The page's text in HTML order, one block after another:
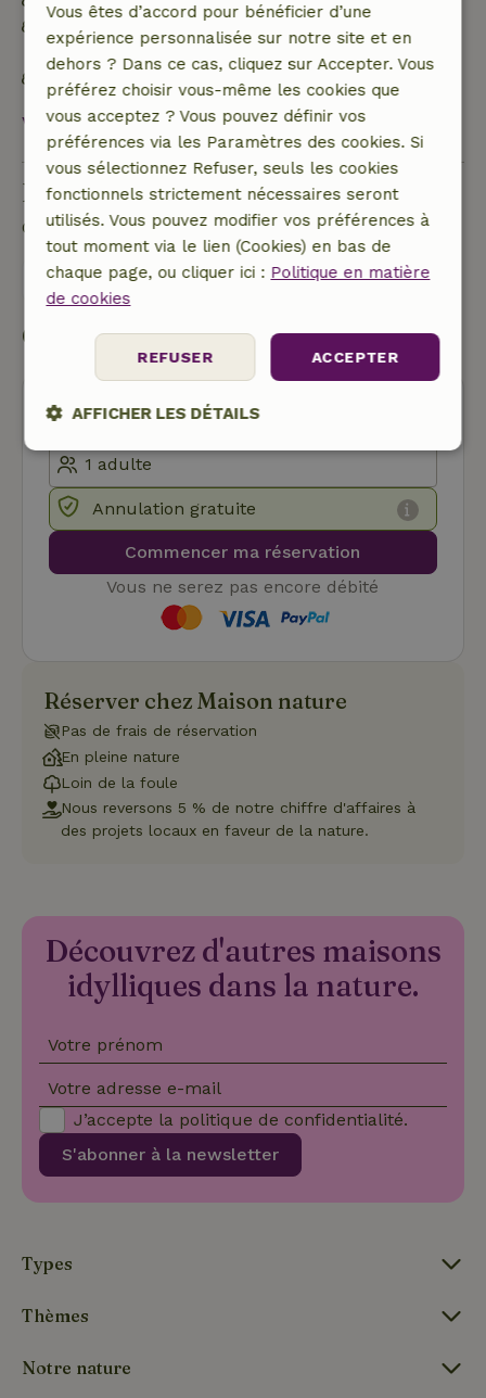
Hors réseau ou alimenté par une énergie 100 %
renouvelable
Inventaire durable
Voir tout
Poser une question
Contacte le propriétaire de la Maison nature.
Envoyer un message
Commencer ma réservation
Annulation gratuite
Commencer ma réservation
Vous ne serez pas encore débité
Réserver chez Maison nature
Pas de frais de réservation
En pleine nature
Loin de la foule
Nous reversons 5 % de notre chiffre d'affaires à
des projets locaux en faveur de la nature.
Découvrez d'autres maisons
idylliques dans la nature.
Votre prénom
Votre adresse e-mail
S'abonner à la newsletter
J’accepte la politique de confidentialité.
Types
Thèmes
Notre nature
Vous êtes d’accord pour bénéficier d’une
expérience personnalisée sur notre site et en
dehors ? Dans ce cas, cliquez sur Accepter. Vous
préférez choisir vous-même les cookies que
vous acceptez ? Vous pouvez définir vos
préférences via les Paramètres des cookies. Si
vous sélectionnez Refuser, seuls les cookies
fonctionnels strictement nécessaires seront
utilisés. Vous pouvez modifier vos préférences à
tout moment via le lien (Cookies) en bas de
chaque page, ou cliquer ici : Politique en matière
de cookies
ACCEPTER
REFUSER
AFFICHER LES DÉTAILS
Strictement
nécessaires
Fonctionnalité
Strictement nécessaires Performance
Les cookies strictement nécessaires habilitent des
fonctionnalités de base du site Web telles que la connexion
des utilisateurs et la gestion des comptes. Le site Web ne
peut pas être utilisé correctement sans les cookies
CookieScript
.maisonnature.fr
semaines
2 jours
utilisé par
service
Script.com